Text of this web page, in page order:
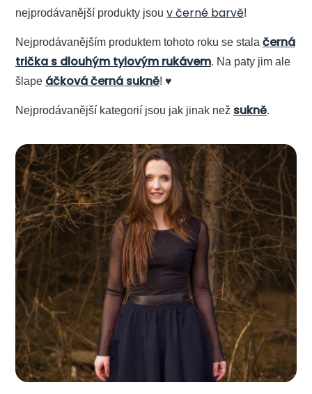
nejprodávanější produkty jsou v černé barvě!
Nejprodávanějším produktem tohoto roku se stala černá
trička s dlouhým tylovým rukávem. Na paty jim ale
šlape áčková černá sukně! ♥
Nejprodávanější kategorií jsou jak jinak než sukně.